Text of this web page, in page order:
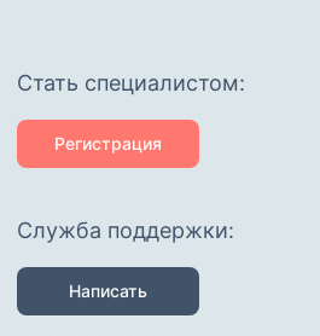
Cтать специалистом:
Регистрация
Служба поддержки:
Написать